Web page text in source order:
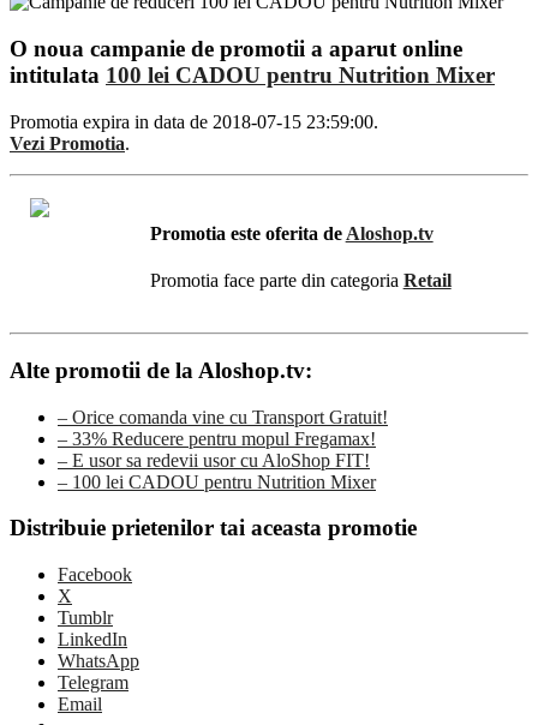
O noua campanie de promotii a aparut online
intitulata 100 lei CADOU pentru Nutrition Mixer
Promotia expira in data de 2018-07-15 23:59:00.
Vezi Promotia.
Promotia este oferita de Aloshop.tv
Promotia face parte din categoria Retail
Alte promotii de la Aloshop.tv:
– Orice comanda vine cu Transport Gratuit!
– 33% Reducere pentru mopul Fregamax!
– E usor sa redevii usor cu AloShop FIT!
– 100 lei CADOU pentru Nutrition Mixer
Distribuie prietenilor tai aceasta promotie
Facebook
X
Tumblr
LinkedIn
WhatsApp
Telegram
Email